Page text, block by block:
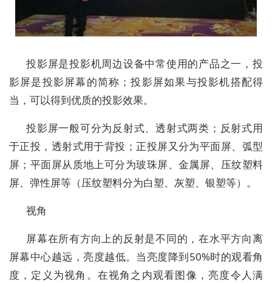
投影屏是投影机周边设备中常使用的产品之一，投
影屏是投影屏幕的简称；投影屏如果与投影机搭配得
当，可以得到优质的投影效果。
投影屏一般可分为反射式、透射式两类；反射式用
于正投，透射式用于背投；正投屏又分为平面屏、弧型
屏；平面屏从质地上可分为玻珠屏、金属屏、压纹塑料
屏、弹性屏等（压纹塑料分为白塑、灰塑、银塑等）。
视角
屏幕在所有方向上的反射是不同的，在水平方向离
屏幕中心越远，亮度越低。当亮度降到50%时的观看角
度，定义为视角。在视角之内观看图像，亮度令人满